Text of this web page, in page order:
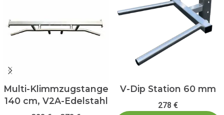
Multi-Klimmzugstange
140 cm, V2A-Edelstahl
V-Dip Station 60 mm
278 €